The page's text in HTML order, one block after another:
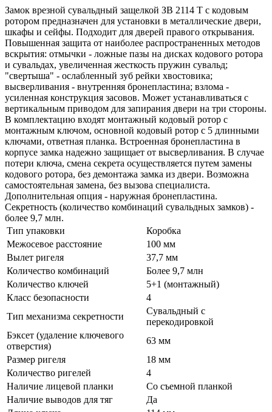
Замок врезной сувальдный защелкой ЗВ 2114 Т с кодовым
ротором предназначен для установки в металлические двери,
шкафы и сейфы. Подходит для дверей правого открывания.
Повышенная защита от наиболее распространенных методов
вскрытия: отмычки - ложные пазы на дисках кодового ротора
и сувальдах, увеличенная жесткость пружин сувальд;
"свертыша" - ослабленный зуб рейки хвостовика;
высверливания - внутренняя бронепластина; взлома -
усиленная конструкция засовов. Может устанавливаться с
вертикальным приводом для запирания двери на три стороны.
В комплектацию входят монтажный кодовый ротор с
монтажным ключом, основной кодовый ротор с 5 длинными
ключами, ответная планка. Встроенная бронепластина в
корпусе замка надежно защищает от высверливания. В случае
потери ключа, смена секрета осуществляется путем замены
кодового ротора, без демонтажа замка из двери. Возможна
самостоятельная замена, без вызова специалиста.
Дополнительная опция - наружная бронепластина.
Секретность (количество комбинаций сувальдных замков) -
более 9,7 млн.
Тип упаковки
Коробка
Межосевое расстояние
100 мм
Вылет ригеля
37,7 мм
Количество комбинаций
Более 9,7 млн
Количество ключей
5+1 (монтажный)
Класс безопасности
4
Тип механизма секретности
Сувальдный с
перекодировкой
Бэксет (удаление ключевого
отверстия)
63 мм
Размер ригеля
18 мм
Количество ригелей
4
Наличие лицевой планки
Со съемной планкой
Наличие выводов для тяг
Да